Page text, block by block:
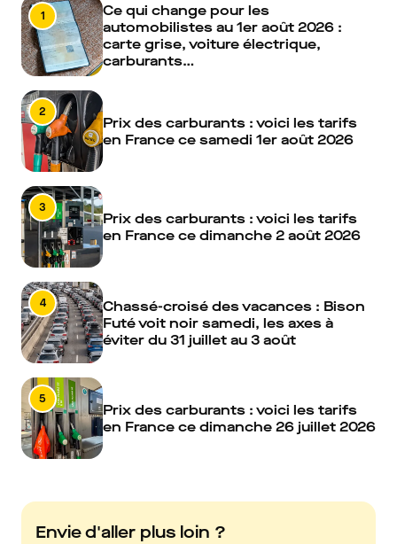
1
Ce qui change pour les
automobilistes au 1er août 2026 :
carte grise, voiture électrique,
carburants…
2
Prix des carburants : voici les tarifs
en France ce samedi 1er août 2026
3
Prix des carburants : voici les tarifs
en France ce dimanche 2 août 2026
4
Chassé-croisé des vacances : Bison
Futé voit noir samedi, les axes à
éviter du 31 juillet au 3 août
5
Prix des carburants : voici les tarifs
en France ce dimanche 26 juillet 2026
Envie d'aller plus loin ?